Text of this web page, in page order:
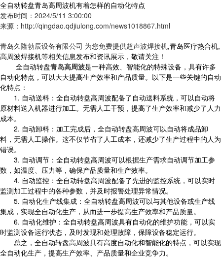
全自动转盘青岛高周波机有着怎样的自动化特点
发布时间：2024/5/11 3:00:00
来源：http://qingdao.qdjiulong.com/news1018867.html
青岛久隆勃辰设备有限公司 为您免费提供超声波焊接机,青岛医疗热合机,
高周波焊接机等相关信息发布和资讯展示，敬请关注！
全自动转盘青岛高周波是一种高效、智能化的特殊设备，具有许多
自动化特点，可以大大提高生产效率和产品质量。以下是一些关键的自动
化特点：
1. 自动送料：全自动转盘高周波配备了自动送料系统，可以自动将
原材料送入机器进行加工。无需人工干预，提高了生产效率和减少了人力
成本。
2. 自动卸料：加工完成后，全自动转盘高周波可以自动将成品卸
料，无需人工操作。这不仅节省了人工成本，还减少了生产过程中的人为
错误。
3. 自动调节：全自动转盘高周波可以根据生产需求自动调节加工参
数，如温度、压力等，确保产品质量和生产效率。
4. 自动监控：全自动转盘高周波配备了先进的监控系统，可以实时
监测加工过程中的各种参数，并及时报警处理异常情况。
5. 自动化生产线集成：全自动转盘高周波可以与其他设备或生产线
集成，实现全自动化生产，从而进一步提高生产效率和产品质量。
6. 自动化维护：全自动转盘高周波具有自动化的维护功能，可以实
时监测设备运行状态，及时发现和处理故障，保障设备稳定运行。
总之，全自动转盘高周波具有高度自动化和智能化的特点，可以实现
全自动化生产，提高生产效率、产品质量和企业竞争力。